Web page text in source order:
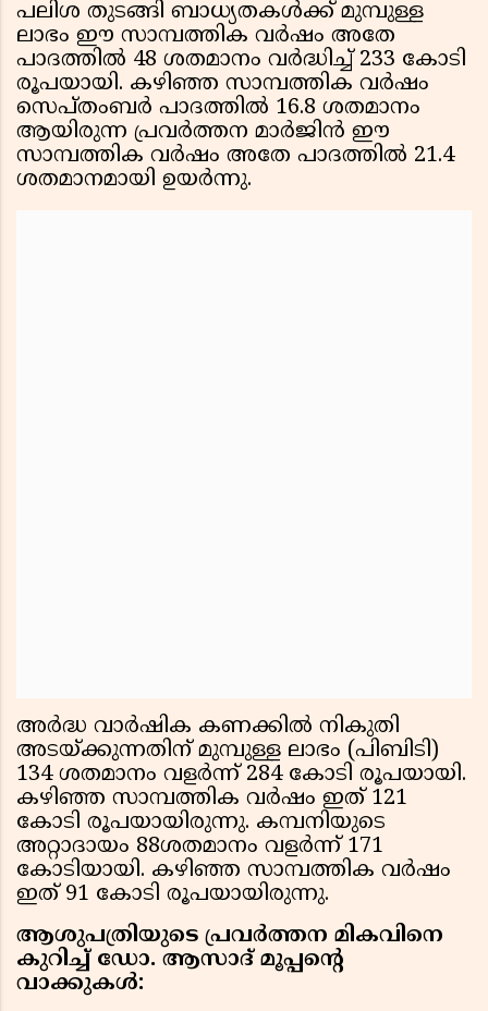
പലിശ തുടങ്ങി ബാധ്യതകള്‍ക്ക് മുമ്പുള്ള
ലാഭം ഈ സാമ്പത്തിക വര്‍ഷം അതേ
പാദത്തില്‍ 48 ശതമാനം വര്‍ദ്ധിച്ച് 233 കോടി
രൂപയായി. കഴിഞ്ഞ സാമ്പത്തിക വര്‍ഷം
സെപ്തംബര്‍ പാദത്തില്‍ 16.8 ശതമാനം
ആയിരുന്ന പ്രവര്‍ത്തന മാര്‍ജിന്‍ ഈ
സാമ്പത്തിക വര്‍ഷം അതേ പാദത്തില്‍ 21.4
ശതമാനമായി ഉയര്‍ന്നു.
അര്‍ദ്ധ വാര്‍ഷിക കണക്കില്‍ നികുതി
അടയ്ക്കുന്നതിന് മുമ്പുള്ള ലാഭം (പിബിടി)
134 ശതമാനം വളര്‍ന്ന് 284 കോടി രൂപയായി.
കഴിഞ്ഞ സാമ്പത്തിക വര്‍ഷം ഇത് 121
കോടി രൂപയായിരുന്നു. കമ്പനിയുടെ
അറ്റാദായം 88ശതമാനം വളര്‍ന്ന് 171
കോടിയായി. കഴിഞ്ഞ സാമ്പത്തിക വര്‍ഷം
ഇത് 91 കോടി രൂപയായിരുന്നു.
ആശുപത്രിയുടെ പ്രവര്‍ത്തന മികവിനെ
കുറിച്ച് ഡോ. ആസാദ് മൂപ്പന്റെ
വാക്കുകള്‍: